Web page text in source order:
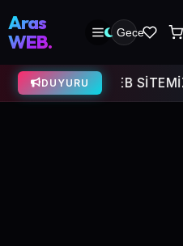
Aras
WEB.
Gece
DUYURU WEB